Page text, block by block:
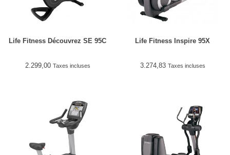
Life Fitness Découvrez SE 95C
2.299,00 Taxes incluses
Life Fitness Inspire 95X
3.274,83 Taxes incluses